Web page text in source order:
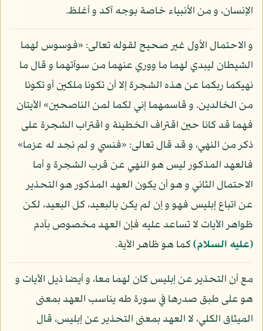
الإنسان، و من الأنبياء خاصة بوجه آكد و أغلظ.
و الاحتمال الأول غير صحيح لقوله تعالى: «فوسوس لهما
الشيطان ليبدي لهما ما ووري عنهما من سوآتهما و قال ما
نهيكما ربكما عن هذه الشجرة إلا أن تكونا ملكين أو تكونا
من الخالدين. و قاسمهما إني لكما لمن الناصحين» الآيتان
فهما قد كانا حين اقتراف الخطيئة و اقتراب الشجرة على
ذكر من النهي، و قد قال تعالى: «فنسي و لم نجد له عزما»
فالعهد المذكور ليس هو النهي عن قرب الشجرة و أما
الاحتمال الثاني و هو أن يكون العهد المذكور هو التحذير
عن اتباع إبليس فهو و إن لم يكن بالبعيد، كل البعيد، لكن
ظواهر الآيات لا تساعد عليه فإن العهد مخصوص بآدم
(عليه السلام)كما هو ظاهر الآية.
مع أن التحذير عن إبليس كان لهما معا، و أيضا ذيل الآيات و
هو على طبق صدرها في سورة طه يناسب العهد بمعنى
الميثاق الكلي، لا العهد بمعنى التحذير عن إبليس، قال